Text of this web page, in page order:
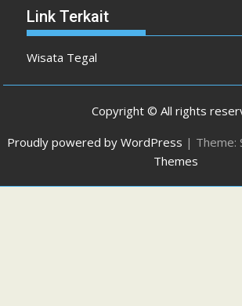
Link Terkait
Wisata Tegal
Copyright © All rights
Proudly powered by WordPress | Theme:
Themes